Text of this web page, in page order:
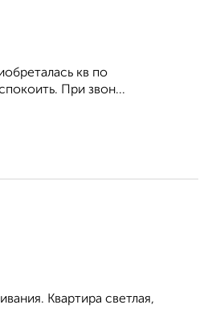
кв по
При звон...
Квартира светлая,